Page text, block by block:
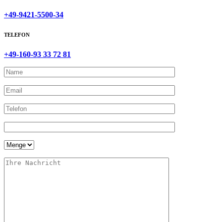
+49-9421-5500-34
TELEFON
+49-160-93 33 72 81